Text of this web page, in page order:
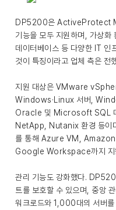
DP5200은 ActiveProtect
기능을 모두 지원하며, 가상
데이터베이스 등 다양한 IT 인
것이 특징이라고 업체 측은 전
지원 대상은 VMware
Windows·Linux 서버,
Oracle 및 Microsoft SQL
NetApp, Nutanix 환경 등이
를 통해 Azure VM,
Google Workspace까지 지
관리 기능도 강화했다.
트를 보호할 수 있으며, 중앙
워크로드와 1,000대의 서버를